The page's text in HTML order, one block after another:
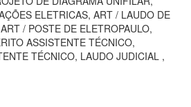
ELETRICAS, ART / LAUDO DE
/ POSTE DE ELETROPAULO,
ASSISTENTE TÉCNICO,
TÉCNICO, LAUDO JUDICIAL ,